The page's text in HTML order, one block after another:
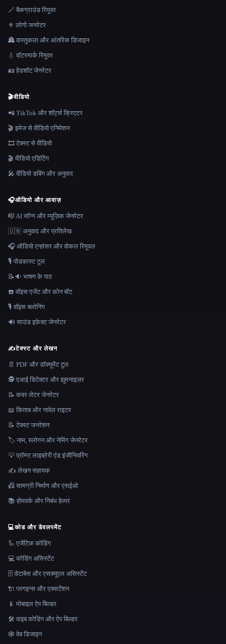
🪄 बैकग्राउंड रिमूवर
⚜️ लोगो जनरेटर
🏯 वास्तुकला और आंतरिक डिजाइन
💧 वॉटरमार्क रिमूवर
🪪 हेडशॉट जेनरेटर
🎬वीडियो
📲 TikTok और शॉर्ट्स क्रिएटर
🎬 इमेज से वीडियो एनिमेशन
🎞️ टेक्स्ट से वीडियो
🎬 वीडियो एडिटिंग
🎤 वीडियो डबिंग और अनुवाद
🎧ऑडियो और आवाज़
🎼 AI सॉन्ग और म्यूज़िक जेनरेटर
🇺🇳 अनुवाद और प्रतिलेख
🎧 ऑडियो एन्हांसर और वोकल रिमूवल
🎙️ पोडकास्ट टूल
📝🔉 भाषण के पाठ
☎️ वॉइस एजेंट और फ़ोन बॉट
🎙️ वॉइस क्लोनिंग
🔊 साउंड इफ़ेक्ट जेनरेटर
✍️टेक्स्ट और लेखन
📄 PDF और डॉक्यूमेंट टूल
🕵️ एआई डिटेक्टर और ह्यूमनाइज़र
📝 कवर लेटर जेनरेटर
📖 किताब और नावेल राइटर
📝 टेक्स्ट जनरेशन
🏷️ नाम, स्लोगन और नेमिंग जेनरेटर
💡 प्रॉम्प्ट लाइब्रेरी एंड इंजीनियरिंग
✍️ लेखन सहायक
📠 सामग्री निर्माण और एसईओ
📚 होमवर्क और निबंध हेल्पर
💻कोड और डेवलपमेंट
🦾 एजेंटिक कोडिंग
💻 कोडिंग असिस्टेंट
🗄️ डेटाबेस और एसक्यूएल असिस्टेंट
🔌 प्लगइन्स और एक्सटेंशन
📱 मोबाइल ऐप बिल्डर
🛠️ वाइब कोडिंग और ऐप बिल्डर
🕸 वेब डिजाइन